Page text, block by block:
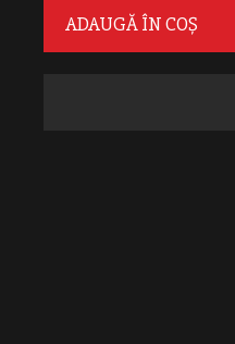
ADAUGĂ ÎN COȘ